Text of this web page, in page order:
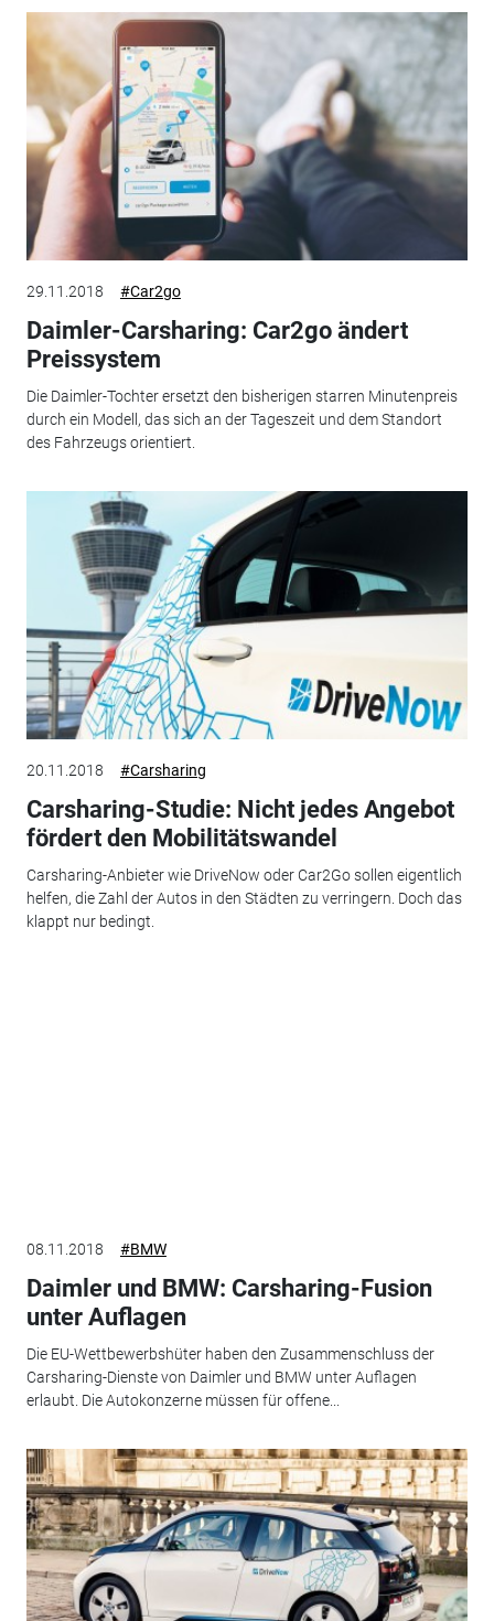
29.11.2018 #Car2go
Daimler-Carsharing: Car2go ändert
Preissystem
Die Daimler-Tochter ersetzt den bisherigen starren Minutenpreis
durch ein Modell, das sich an der Tageszeit und dem Standort
des Fahrzeugs orientiert.
20.11.2018 #Carsharing
Carsharing-Studie: Nicht jedes Angebot
fördert den Mobilitätswandel
Carsharing-Anbieter wie DriveNow oder Car2Go sollen eigentlich
helfen, die Zahl der Autos in den Städten zu verringern. Doch das
klappt nur bedingt.
08.11.2018 #BMW
Daimler und BMW: Carsharing-Fusion
unter Auflagen
Die EU-Wettbewerbshüter haben den Zusammenschluss der
Carsharing-Dienste von Daimler und BMW unter Auflagen
erlaubt. Die Autokonzerne müssen für offene...